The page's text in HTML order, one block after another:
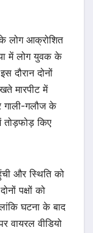
लोग आक्रोशित
में लोग युवक के
दौरान दोनों
मारपीट में
गाली-गलौज के
किए
और स्थिति को
पक्षों को
घटना के बाद
वायरल वीडियो